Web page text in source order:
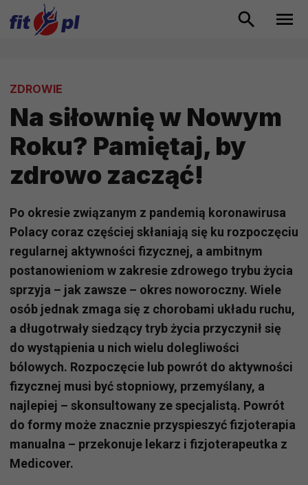
ZDROWIE
Na siłownię w Nowym
Roku? Pamiętaj, by
zdrowo zacząć!
Po okresie związanym z pandemią koronawirusa
Polacy coraz częściej skłaniają się ku rozpoczęciu
regularnej aktywności fizycznej, a ambitnym
postanowieniom w zakresie zdrowego trybu życia
sprzyja – jak zawsze – okres noworoczny. Wiele
osób jednak zmaga się z chorobami układu ruchu,
a długotrwały siedzący tryb życia przyczynił się
do wystąpienia u nich wielu dolegliwości
bólowych. Rozpoczęcie lub powrót do aktywności
fizycznej musi być stopniowy, przemyślany, a
najlepiej – skonsultowany ze specjalistą. Powrót
do formy może znacznie przyspieszyć fizjoterapia
manualna – przekonuje lekarz i fizjoterapeutka z
Medicover.